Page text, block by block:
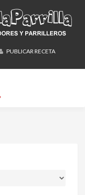
PUBLICAR RECETA